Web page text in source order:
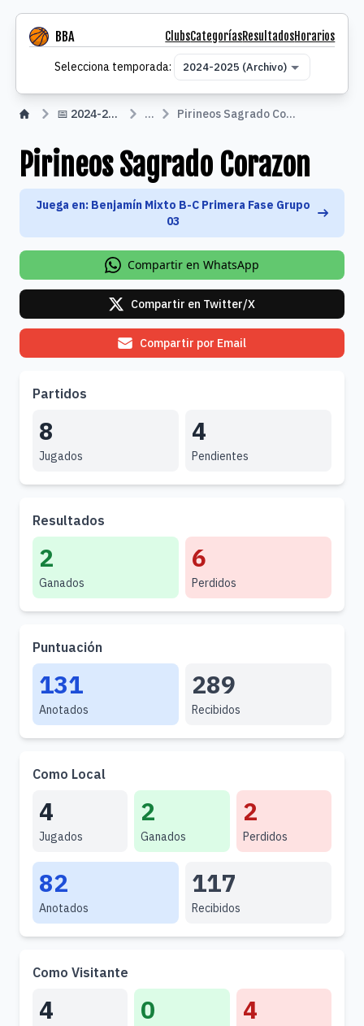
BBA ClubsCategoríasResultadosHorarios
Selecciona temporada: Selecciona temporada
📅 2024-2025 ... Pirineos Sagrado Corazon
Pirineos Sagrado Corazon
Juega en: Benjamín Mixto B-C Primera Fase Grupo
03
Compartir en WhatsApp
Compartir en Twitter/X
Compartir por Email
Partidos
8
Jugados
4
Pendientes
Resultados
2
Ganados
6
Perdidos
Puntuación
131
Anotados
289
Recibidos
Como Local
4
Jugados
2
Ganados
2
Perdidos
82
Anotados
117
Recibidos
Como Visitante
4 0 4